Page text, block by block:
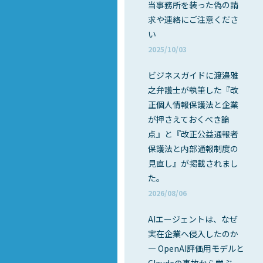
当事務所を装った偽の請
求や連絡にご注意くださ
い
2025/10/03
ビジネスガイドに渡邉雅
之弁護士が執筆した『改
正個人情報保護法と企業
が押さえておくべき論
点』と『改正公益通報者
保護法と内部通報制度の
見直し』が掲載されまし
た。
2026/08/06
AIエージェントは、なぜ
実在企業へ侵入したのか
― OpenAI評価用モデルと